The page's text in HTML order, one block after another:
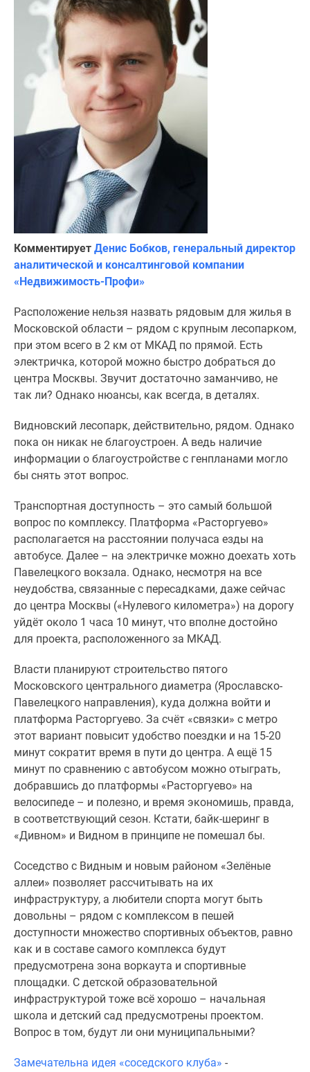
Комментирует Денис Бобков, генеральный директор
аналитической и консалтинговой компании
«Недвижимость-Профи»
Расположение нельзя назвать рядовым для жилья в
Московской области – рядом с крупным лесопарком,
при этом всего в 2 км от МКАД по прямой. Есть
электричка, которой можно быстро добраться до
центра Москвы. Звучит достаточно заманчиво, не
так ли? Однако нюансы, как всегда, в деталях.
Видновский лесопарк, действительно, рядом. Однако
пока он никак не благоустроен. А ведь наличие
информации о благоустройстве с генпланами могло
бы снять этот вопрос.
Транспортная доступность – это самый большой
вопрос по комплексу. Платформа «Расторгуево»
располагается на расстоянии получаса езды на
автобусе. Далее – на электричке можно доехать хоть
Павелецкого вокзала. Однако, несмотря на все
неудобства, связанные с пересадками, даже сейчас
до центра Москвы («Нулевого километра») на дорогу
уйдёт около 1 часа 10 минут, что вполне достойно
для проекта, расположенного за МКАД.
Власти планируют строительство пятого
Московского центрального диаметра (Ярославско-
Павелецкого направления), куда должна войти и
платформа Расторгуево. За счёт «связки» с метро
этот вариант повысит удобство поездки и на 15-20
минут сократит время в пути до центра. А ещё 15
минут по сравнению с автобусом можно отыграть,
добравшись до платформы «Расторгуево» на
велосипеде – и полезно, и время экономишь, правда,
в соответствующий сезон. Кстати, байк-шеринг в
«Дивном» и Видном в принципе не помешал бы.
Соседство с Видным и новым районом «Зелёные
аллеи» позволяет рассчитывать на их
инфраструктуру, а любители спорта могут быть
довольны – рядом с комплексом в пешей
доступности множество спортивных объектов, равно
как и в составе самого комплекса будут
предусмотрена зона воркаута и спортивные
площадки. С детской образовательной
инфраструктурой тоже всё хорошо – начальная
школа и детский сад предусмотрены проектом.
Вопрос в том, будут ли они муниципальными?
Замечательна идея «соседского клуба» -